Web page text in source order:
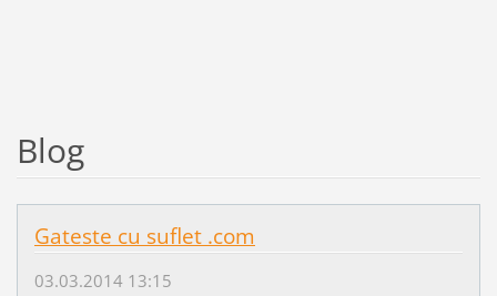
Blog
Gateste cu suflet .com
03.03.2014 13:15